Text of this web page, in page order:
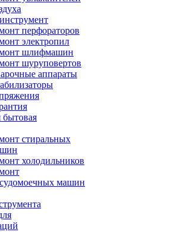
перфораторов
электропил
шлифмашин
шуруповертов
аппараты
стиральных
холодильников
машин